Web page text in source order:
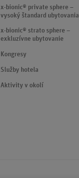
x-bionic® private sphere –
vysoký štandard ubytovania
x-bionic® strato sphere –
exkluzívne ubytovanie
Kongresy
Služby hotela
Aktivity v okolí